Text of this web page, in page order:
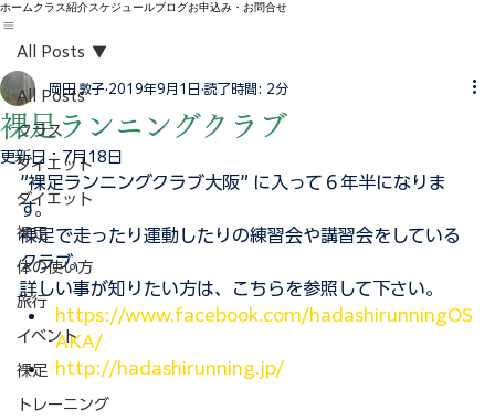
ホームクラス紹介スケジュールブログお申込み・お問合せ
All Posts
クラス
ダイエット
ダイエット
裸足
体の使い方
旅行
イベント
裸足
トレーニング
All Posts
裸足ランニングクラブ
岡田 敦子 2019年9月1日 読了時間: 2分
更新日： 7月18日
”裸足ランニングクラブ大阪” に入って６年半になりま
す。
裸足で走ったり運動したりの練習会や講習会をしている
クラブ。
詳しい事が知りたい方は、こちらを参照して下さい。
https://www.facebook.com/hadashirunningOS
AKA/
http://hadashirunning.jp/